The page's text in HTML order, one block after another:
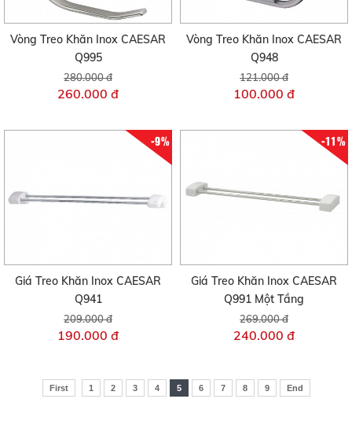
Vòng Treo Khăn Inox CAESAR
Q995
280.000 đ
260.000 đ
Vòng Treo Khăn Inox CAESAR
Q948
121.000 đ
100.000 đ
-9%
Giá Treo Khăn Inox CAESAR
Q941
209.000 đ
190.000 đ
-11%
Giá Treo Khăn Inox CAESAR
Q991 Một Tầng
269.000 đ
240.000 đ
First 1 2 3 4 5 6 7 8 9 End